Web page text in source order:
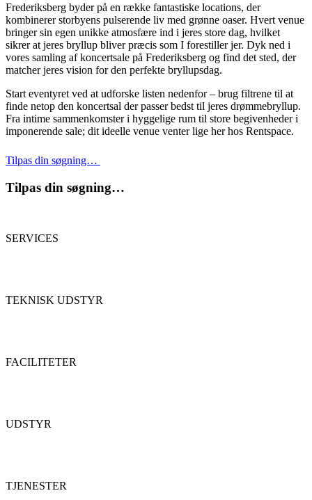
Frederiksberg byder på en række fantastiske locations, der
kombinerer storbyens pulserende liv med grønne oaser. Hvert venue
bringer sin egen unikke atmosfære ind i jeres store dag, hvilket
sikrer at jeres bryllup bliver præcis som I forestiller jer. Dyk ned i
vores samling af koncertsale på Frederiksberg og find det sted, der
matcher jeres vision for den perfekte bryllupsdag.
Start eventyret ved at udforske listen nedenfor – brug filtrene til at
finde netop den koncertsal der passer bedst til jeres drømmebryllup.
Fra intime sammenkomster i hyggelige rum til store begivenheder i
imponerende sale; dit ideelle venue venter lige her hos Rentspace.
Tilpas din søgning…
Tilpas din søgning…
SERVICES
TEKNISK UDSTYR
FACILITETER
UDSTYR
TJENESTER